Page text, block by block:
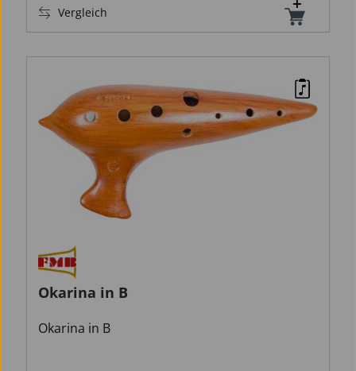
Vergleich
Okarina in B
Okarina in B